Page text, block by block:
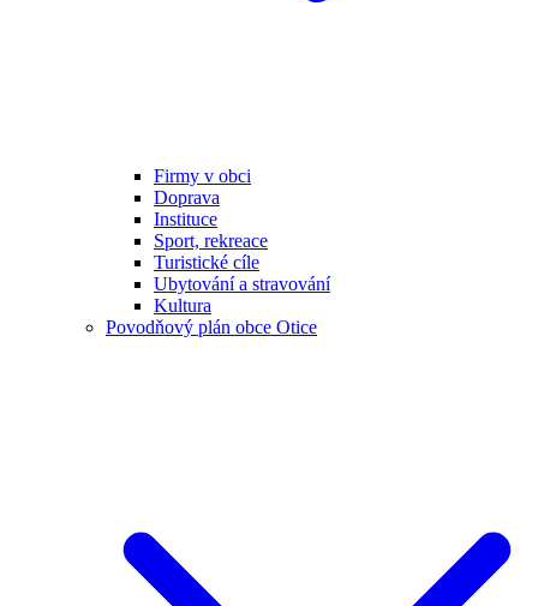
Firmy v obci
Doprava
Instituce
Sport, rekreace
Turistické cíle
Ubytování a stravování
Kultura
Povodňový plán obce Otice